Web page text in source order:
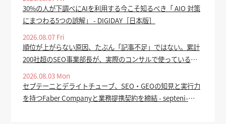
30%の人が下調べにAIを利用する今こそ知るべき「 AIO 対策
にまつわる5つの誤解」 - DIGIDAY［日本版］
2026.08.07 Fri
順位が上がらない原因、たぶん「記事不足」ではない。累計
200社超のSEO事業部長が、実際のコンサルで使っている全
2026.08.03 Mon
セプテーニとデライトチューブ、SEO・GEOの知見と実行力
を持つFaber Companyと業務提携契約を締結 - septeni-